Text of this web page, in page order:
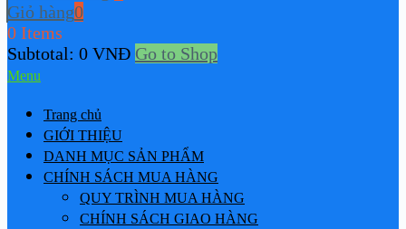
Giỏ hàng0
0 Items
Subtotal: 0 VNĐ Go to Shop
Menu
Trang chủ
GIỚI THIỆU
DANH MỤC SẢN PHẨM
CHÍNH SÁCH MUA HÀNG
QUY TRÌNH MUA HÀNG
CHÍNH SÁCH GIAO HÀNG